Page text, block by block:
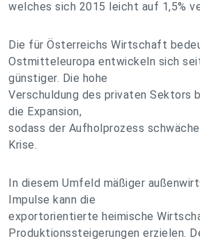
welches sich 2015 leicht auf 1,5%
Die für Österreichs Wirtschaft
Ostmitteleuropa entwickeln sich
günstiger. Die hohe
Verschuldung des privaten Sektors
die Expansion,
sodass der Aufholprozess
Krise.
In diesem Umfeld mäßiger
Impulse kann die
exportorientierte heimische
Produktionssteigerungen erzielen.